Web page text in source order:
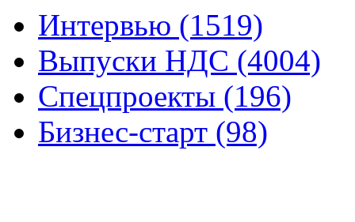
Интервью (1519)
Выпуски НДС (4004)
Спецпроекты (196)
Бизнес-старт (98)